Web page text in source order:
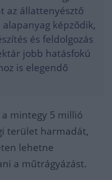
az állattenyésztő
képződik,
és feldolgozás
jobb hatásfokú
is elegendő
mintegy 5 millió
terület harmadát,
lehetne
a műtrágyázást.